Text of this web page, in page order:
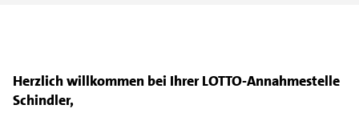
Herzlich willkommen bei Ihrer LOTTO-Annahmestelle
Schindler,